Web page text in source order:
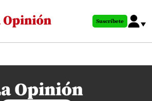
al
principal
Suscríbete